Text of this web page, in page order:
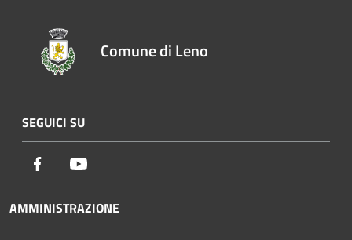
Comune di Leno
SEGUICI SU
Facebook
AMMINISTRAZIONE